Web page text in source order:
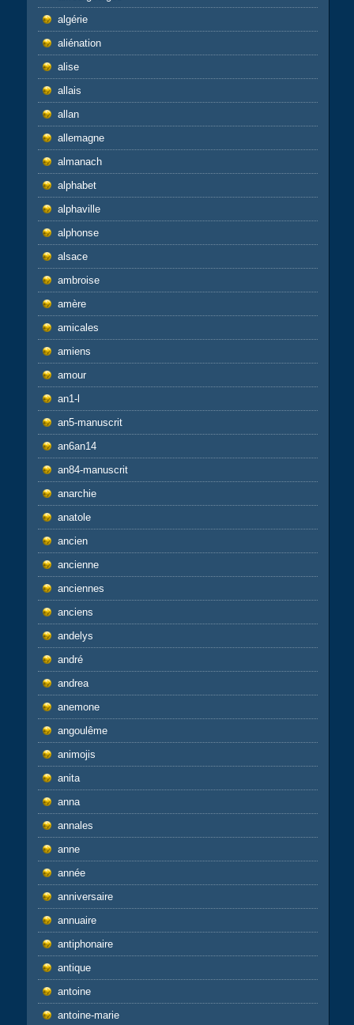
algérie
aliénation
alise
allais
allan
allemagne
almanach
alphabet
alphaville
alphonse
alsace
ambroise
amère
amicales
amiens
amour
an1-l
an5-manuscrit
an6an14
an84-manuscrit
anarchie
anatole
ancien
ancienne
anciennes
anciens
andelys
andré
andrea
anemone
angoulême
animojis
anita
anna
annales
anne
année
anniversaire
annuaire
antiphonaire
antique
antoine
antoine-marie